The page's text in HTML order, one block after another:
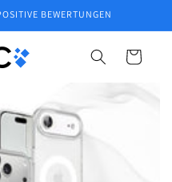
BEWERTUNGEN
Warenkorb